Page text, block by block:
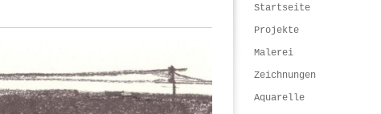
Startseite
Projekte
Malerei
Zeichnungen
Aquarelle